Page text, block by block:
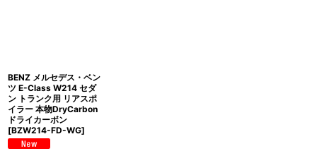
BENZ メルセデス・ベン
ツ E-Class W214 セダ
ン トランク用 リアスポ
イラー 本物DryCarbon
ドライカーボン
[BZW214-FD-WG]